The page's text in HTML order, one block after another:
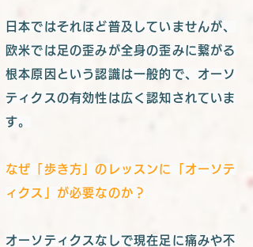
日本ではそれほど普及していませんが、
欧米では足の歪みが全身の歪みに繋がる
根本原因という認識は一般的で、オーソ
ティクスの有効性は広く認知されていま
す。
なぜ「歩き方」のレッスンに「オーソテ
ィクス」が必要なのか？
オーソティクスなしで現在足に痛みや不